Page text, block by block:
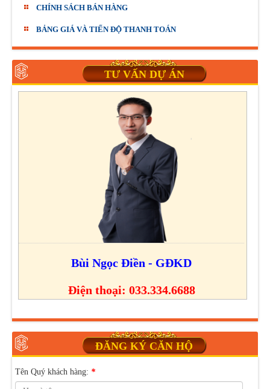
CHÍNH SÁCH BÁN HÀNG
BẢNG GIÁ VÀ TIẾN ĐỘ THANH TOÁN
TƯ VẤN DỰ ÁN
Bùi Ngọc Điền - GĐKD
Điện thoại: 033.334.6688
ĐĂNG KÝ CĂN HỘ
Tên Quý khách hàng: *